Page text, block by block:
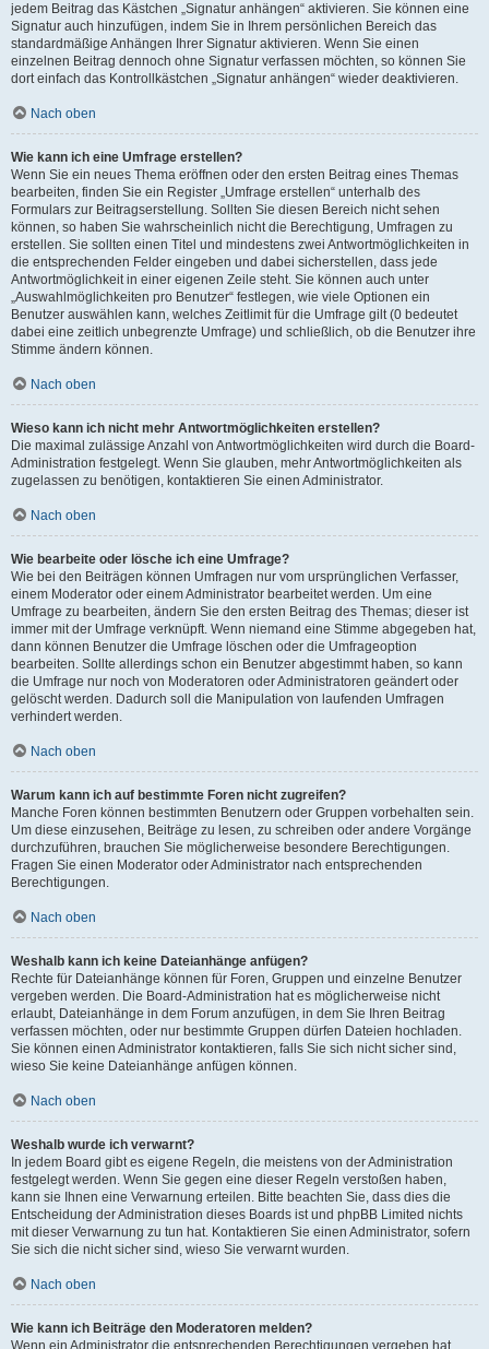
jedem Beitrag das Kästchen „Signatur anhängen“ aktivieren. Sie können eine
Signatur auch hinzufügen, indem Sie in Ihrem persönlichen Bereich das
standardmäßige Anhängen Ihrer Signatur aktivieren. Wenn Sie einen
einzelnen Beitrag dennoch ohne Signatur verfassen möchten, so können Sie
dort einfach das Kontrollkästchen „Signatur anhängen“ wieder deaktivieren.
Nach oben
Wie kann ich eine Umfrage erstellen?
Wenn Sie ein neues Thema eröffnen oder den ersten Beitrag eines Themas
bearbeiten, finden Sie ein Register „Umfrage erstellen“ unterhalb des
Formulars zur Beitragserstellung. Sollten Sie diesen Bereich nicht sehen
können, so haben Sie wahrscheinlich nicht die Berechtigung, Umfragen zu
erstellen. Sie sollten einen Titel und mindestens zwei Antwortmöglichkeiten in
die entsprechenden Felder eingeben und dabei sicherstellen, dass jede
Antwortmöglichkeit in einer eigenen Zeile steht. Sie können auch unter
„Auswahlmöglichkeiten pro Benutzer“ festlegen, wie viele Optionen ein
Benutzer auswählen kann, welches Zeitlimit für die Umfrage gilt (0 bedeutet
dabei eine zeitlich unbegrenzte Umfrage) und schließlich, ob die Benutzer ihre
Stimme ändern können.
Nach oben
Wieso kann ich nicht mehr Antwortmöglichkeiten erstellen?
Die maximal zulässige Anzahl von Antwortmöglichkeiten wird durch die Board-
Administration festgelegt. Wenn Sie glauben, mehr Antwortmöglichkeiten als
zugelassen zu benötigen, kontaktieren Sie einen Administrator.
Nach oben
Wie bearbeite oder lösche ich eine Umfrage?
Wie bei den Beiträgen können Umfragen nur vom ursprünglichen Verfasser,
einem Moderator oder einem Administrator bearbeitet werden. Um eine
Umfrage zu bearbeiten, ändern Sie den ersten Beitrag des Themas; dieser ist
immer mit der Umfrage verknüpft. Wenn niemand eine Stimme abgegeben hat,
dann können Benutzer die Umfrage löschen oder die Umfrageoption
bearbeiten. Sollte allerdings schon ein Benutzer abgestimmt haben, so kann
die Umfrage nur noch von Moderatoren oder Administratoren geändert oder
gelöscht werden. Dadurch soll die Manipulation von laufenden Umfragen
verhindert werden.
Nach oben
Warum kann ich auf bestimmte Foren nicht zugreifen?
Manche Foren können bestimmten Benutzern oder Gruppen vorbehalten sein.
Um diese einzusehen, Beiträge zu lesen, zu schreiben oder andere Vorgänge
durchzuführen, brauchen Sie möglicherweise besondere Berechtigungen.
Fragen Sie einen Moderator oder Administrator nach entsprechenden
Berechtigungen.
Nach oben
Weshalb kann ich keine Dateianhänge anfügen?
Rechte für Dateianhänge können für Foren, Gruppen und einzelne Benutzer
vergeben werden. Die Board-Administration hat es möglicherweise nicht
erlaubt, Dateianhänge in dem Forum anzufügen, in dem Sie Ihren Beitrag
verfassen möchten, oder nur bestimmte Gruppen dürfen Dateien hochladen.
Sie können einen Administrator kontaktieren, falls Sie sich nicht sicher sind,
wieso Sie keine Dateianhänge anfügen können.
Nach oben
Weshalb wurde ich verwarnt?
In jedem Board gibt es eigene Regeln, die meistens von der Administration
festgelegt werden. Wenn Sie gegen eine dieser Regeln verstoßen haben,
kann sie Ihnen eine Verwarnung erteilen. Bitte beachten Sie, dass dies die
Entscheidung der Administration dieses Boards ist und phpBB Limited nichts
mit dieser Verwarnung zu tun hat. Kontaktieren Sie einen Administrator, sofern
Sie sich die nicht sicher sind, wieso Sie verwarnt wurden.
Nach oben
Wie kann ich Beiträge den Moderatoren melden?
Wenn ein Administrator die entsprechenden Berechtigungen vergeben hat,